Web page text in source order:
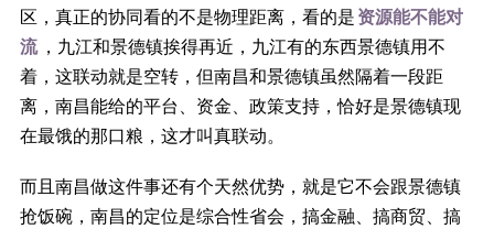
区，真正的协同看的不是物理距离，看的是 资源能不能对
流 ，九江和景德镇挨得再近，九江有的东西景德镇用不
着，这联动就是空转，但南昌和景德镇虽然隔着一段距
离，南昌能给的平台、资金、政策支持，恰好是景德镇现
在最饿的那口粮，这才叫真联动。
而且南昌做这件事还有个天然优势，就是它不会跟景德镇
抢饭碗，南昌的定位是综合性省会，搞金融、搞商贸、搞